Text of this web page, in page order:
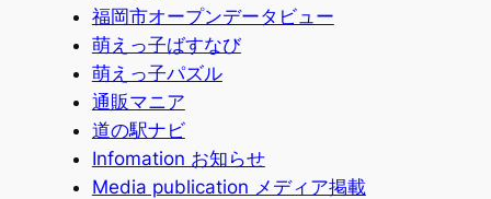
福岡市オープンデータビュー
萌えっ子ばすなび
萌えっ子パズル
通販マニア
道の駅ナビ
Infomation お知らせ
Media publication メディア掲載